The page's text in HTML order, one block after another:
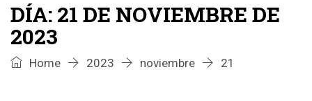
DÍA: 21 DE NOVIEMBRE DE
2023
Home 2023 noviembre 21